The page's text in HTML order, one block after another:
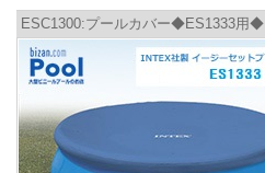
ESC1300:プールカバー◆ES1333用◆